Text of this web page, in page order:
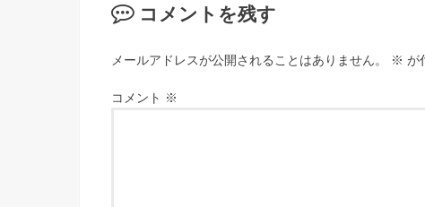
コメントを残す
メールアドレスが公開されることはありません。 ※ が
コメント ※